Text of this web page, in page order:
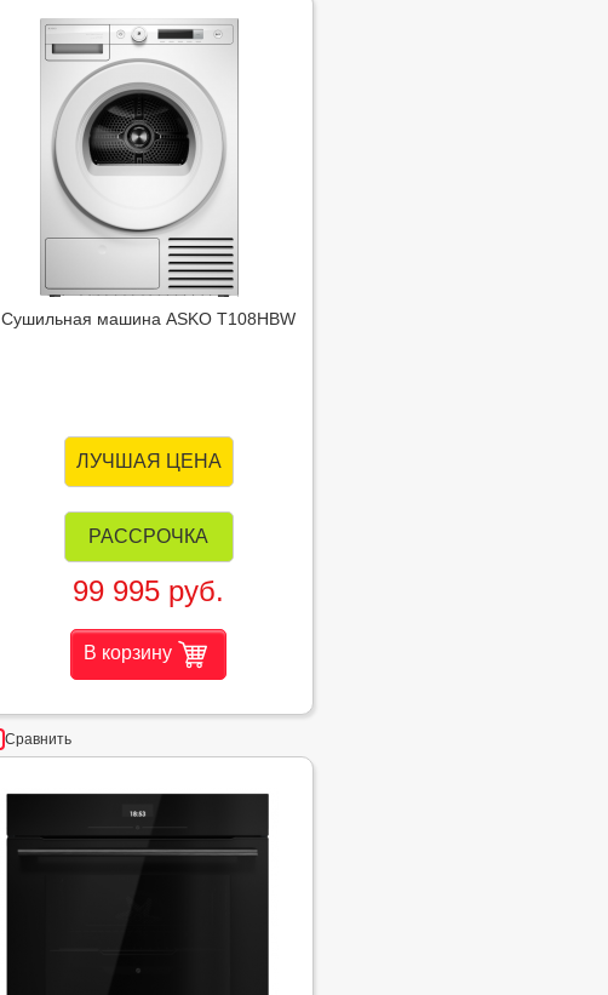
Сушильная машина ASKO T108HBW
ЛУЧШАЯ ЦЕНА
РАССРОЧКА
99 995 руб.
В корзину
Сравнить